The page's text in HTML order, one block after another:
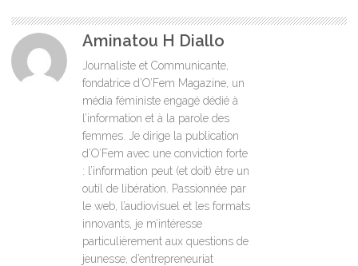
Aminatou H Diallo
Journaliste et Communicante,
fondatrice d’O’Fem Magazine, un
média féministe engagé dédié à
l’information et à la parole des
femmes. Je dirige la publication
d’O’Fem avec une conviction forte
: l’information peut (et doit) être un
outil de libération. Passionnée par
le web, l’audiovisuel et les formats
innovants, je m’intéresse
particulièrement aux questions de
jeunesse, d’entrepreneuriat